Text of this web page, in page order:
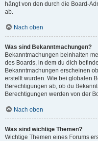
hängt von den durch die Board-
ab.
Nach oben
Was sind Bekanntmachungen?
Bekanntmachungen beinhalten
des Boards, in dem du dich
Bekanntmachungen erscheinen
erstellt wurden. Wie bei globalen
Berechtigungen ab, ob du
Berechtigungen werden von der
Nach oben
Was sind wichtige Themen?
Wichtige Themen eines Forums